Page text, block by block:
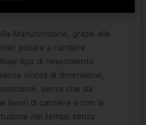
Manutenzione, grazie alla
posare a cantiere
tipo di rivestimento
vincoli di dimensione,
senza che sia
lavori di cantiere e con la
nel tempo senza